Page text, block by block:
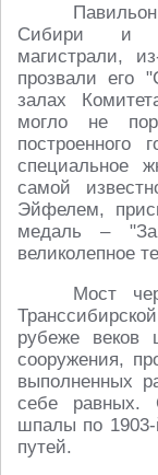
Сибири и
магистрали,
прозвали его
залах
могло не
специальное
самой
Эйфелем,
медаль – "За
великолепное
Мост
рубеже
сооружения,
выполненных
себе равных.
шпалы по 1903-
путей.